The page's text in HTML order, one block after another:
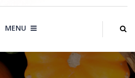
MENU